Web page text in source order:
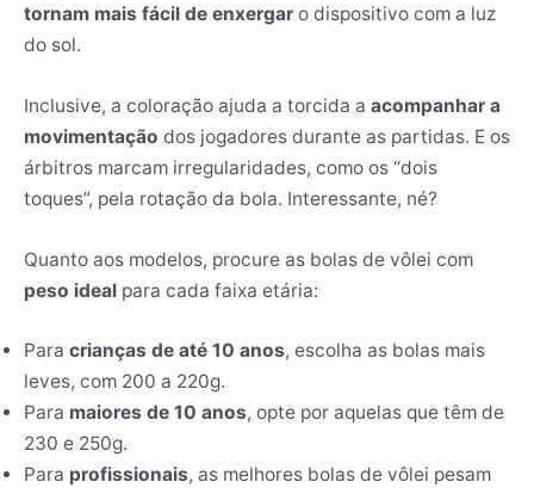
tornam mais fácil de enxergar o dispositivo com a luz
do sol.
Inclusive, a coloração ajuda a torcida a acompanhar a
movimentação dos jogadores durante as partidas. E os
árbitros marcam irregularidades, como os “dois
toques”, pela rotação da bola. Interessante, né?
Quanto aos modelos, procure as bolas de vôlei com
peso ideal para cada faixa etária:
Para crianças de até 10 anos, escolha as bolas mais
leves, com 200 a 220g.
Para maiores de 10 anos, opte por aquelas que têm de
230 e 250g.
Para profissionais, as melhores bolas de vôlei pesam